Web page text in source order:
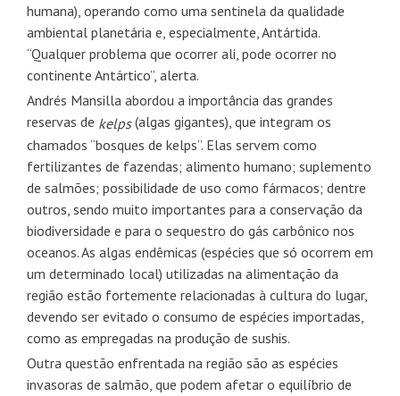
humana), operando como uma sentinela da qualidade
ambiental planetária e, especialmente, Antártida.
“Qualquer problema que ocorrer ali, pode ocorrer no
continente Antártico”, alerta.
Andrés Mansilla abordou a importância das grandes
reservas de kelps(algas gigantes), que integram os
chamados “bosques de kelps”. Elas servem como
fertilizantes de fazendas; alimento humano; suplemento
de salmões; possibilidade de uso como fármacos; dentre
outros, sendo muito importantes para a conservação da
biodiversidade e para o sequestro do gás carbônico nos
oceanos. As algas endêmicas (espécies que só ocorrem em
um determinado local) utilizadas na alimentação da
região estão fortemente relacionadas à cultura do lugar,
devendo ser evitado o consumo de espécies importadas,
como as empregadas na produção de sushis.
Outra questão enfrentada na região são as espécies
invasoras de salmão, que podem afetar o equilíbrio de